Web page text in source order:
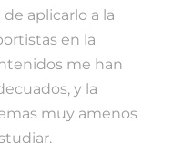
aplicarlo a la
en la
me han
y la
muy amenos